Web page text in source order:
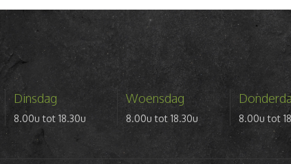
Dinsdag
8.00u tot 18.30u
Woensdag
8.00u tot 18.30u 8.00u tot